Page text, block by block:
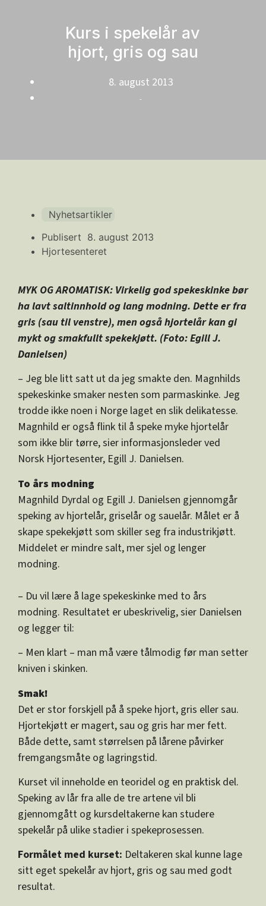
Kurs i spekelår av
hjort, gris og sau
8. august 2013
-
Nyhetsartikler
Publisert 8. august 2013
Hjortesenteret
MYK OG AROMATISK: Virkelig god spekeskinke bør
ha lavt saltinnhold og lang modning. Dette er fra
gris (sau til venstre), men også hjortelår kan gi
mykt og smakfullt spekekjøtt. (Foto: Egill J.
Danielsen)
– Jeg ble litt satt ut da jeg smakte den. Magnhilds
spekeskinke smaker nesten som parmaskinke. Jeg
trodde ikke noen i Norge laget en slik delikatesse.
Magnhild er også flink til å speke myke hjortelår
som ikke blir tørre, sier informasjonsleder ved
Norsk Hjortesenter, Egill J. Danielsen.
To års modning
Magnhild Dyrdal og Egill J. Danielsen gjennomgår
speking av hjortelår, griselår og sauelår. Målet er å
skape spekekjøtt som skiller seg fra industrikjøtt.
Middelet er mindre salt, mer sjel og lenger
modning.
– Du vil lære å lage spekeskinke med to års
modning. Resultatet er ubeskrivelig, sier Danielsen
og legger til:
– Men klart – man må være tålmodig før man setter
kniven i skinken.
Smak!
Det er stor forskjell på å speke hjort, gris eller sau.
Hjortekjøtt er magert, sau og gris har mer fett.
Både dette, samt størrelsen på lårene påvirker
fremgangsmåte og lagringstid.
Kurset vil inneholde en teoridel og en praktisk del.
Speking av lår fra alle de tre artene vil bli
gjennomgått og kursdeltakerne kan studere
spekelår på ulike stadier i spekeprosessen.
Formålet med kurset: Deltakeren skal kunne lage
sitt eget spekelår av hjort, gris og sau med godt
resultat.